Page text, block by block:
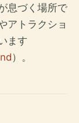
息づく場所で
アトラクショ
ます
）。